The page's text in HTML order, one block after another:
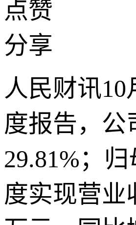
点赞
分享
人民财讯10
度报告，公
29.81%；
度实现营业